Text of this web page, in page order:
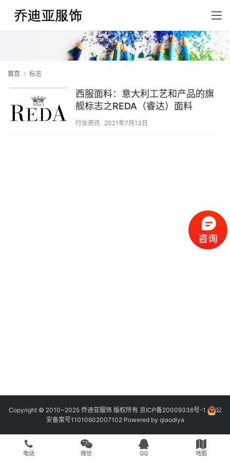
首页 标志
西服面料：意大利工艺和产品的旗
舰标志之REDA（睿达）面料
行业资讯 2021年7月13日
Copyright © 2010~2025 乔迪亚服饰 版权所有 京ICP备20009336号-1
公
安备案号11010602007102Powered by qiaodiya
电话 微信 QQ 地图